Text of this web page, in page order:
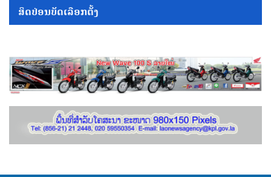
ສິດປ່ອນບັດເລືອກຕັ້ງ